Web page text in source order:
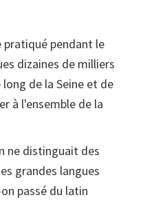
pratiqué pendant le
dizaines de milliers
de la Seine et de
à l'ensemble de la
ne distinguait des
grandes langues
passé du latin